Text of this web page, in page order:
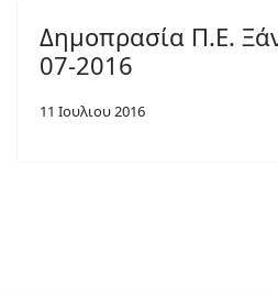
Δημοπρασία Π.Ε.
07-2016
11 Ιουλιου 2016